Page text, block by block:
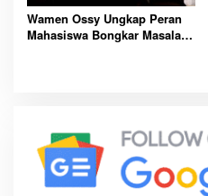
Wamen Ossy Ungkap Peran
Mahasiswa Bongkar Masalah